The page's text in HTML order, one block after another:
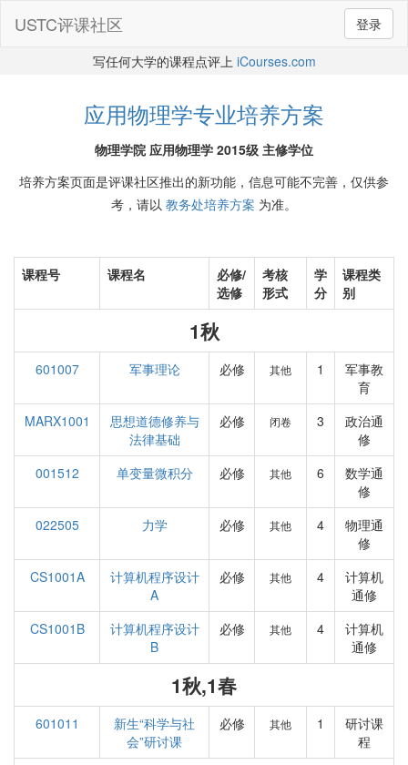
登录
USTC评课社区
写任何大学的课程点评上 iCourses.com
应用物理学专业培养方案
物理学院 应用物理学 2015级 主修学位
培养方案页面是评课社区推出的新功能，信息可能不完善，仅供参
考，请以 教务处培养方案 为准。
课程号 课程名
必修/
选修
考核
形式
学
分
课程类
别
1秋
601007 军事理论 必修 其他 1
军事教
育
MARX1001
思想道德修养与
法律基础
必修 闭卷 3
政治通
修
001512
单变量微积分 必修 其他 6
数学通
修
022505
力学 必修 其他 4
物理通
修
CS1001A
计算机程序设计
A
必修 其他 4
计算机
通修
CS1001B
计算机程序设计
B
必修 其他 4
计算机
通修
1秋,1春
601011
新生“科学与社
会”研讨课
必修 其他 1
研讨课
程